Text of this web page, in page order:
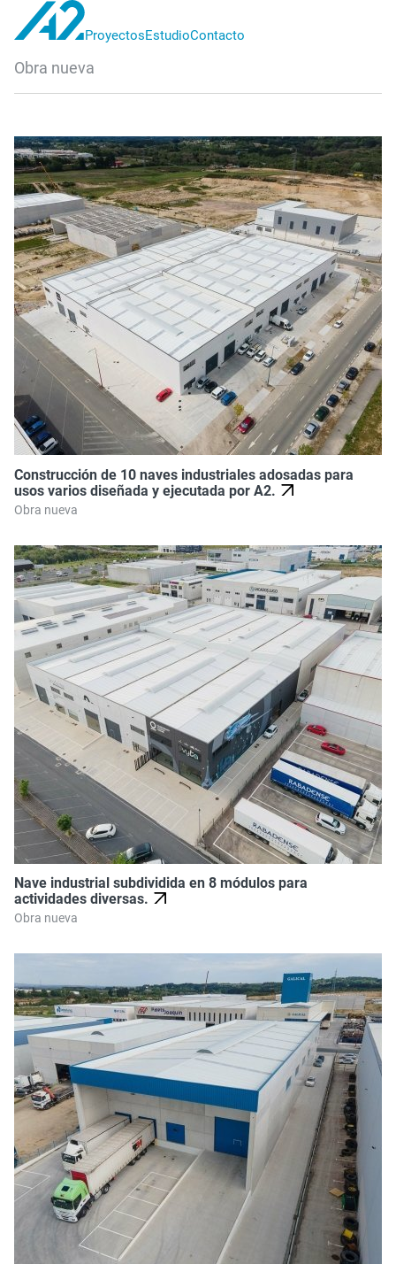
A2
proyectos
ProyectosEstudioContacto
Obra nueva
Construcción de 10 naves industriales adosadas para
usos varios diseñada y ejecutada por A2.
Obra nueva
Nave industrial subdividida en 8 módulos para
actividades diversas.
Obra nueva